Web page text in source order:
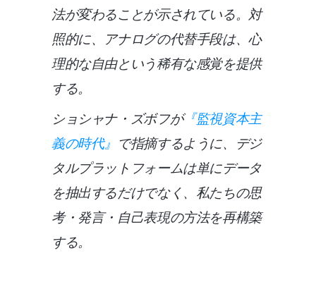
法が変わることが示されている。対
照的に、アナログの代替手段は、心
理的な自由という稀有な感覚を提供
する。
ショシャナ・ズボフが『監視資本主
義の時代』 で指摘するように、デジ
タルプラットフォームは単にデータ
を抽出するだけでなく、私たちの思
考・発言・自己表現の方法を再構築
する。